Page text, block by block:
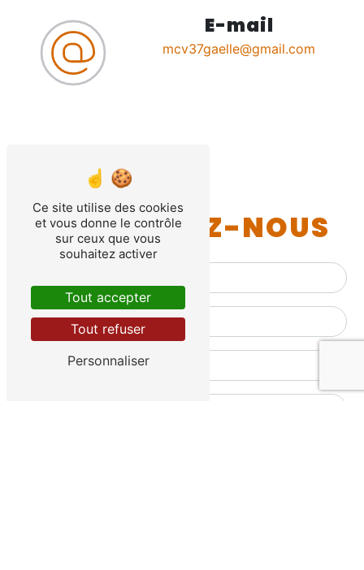
E-mail
mcv37gaelle@gmail.com
CONTACTEZ-NOUS
Ce site utilise des cookies
et vous donne le contrôle
sur ceux que vous
souhaitez activer
Tout accepter
Tout refuser
Personnaliser